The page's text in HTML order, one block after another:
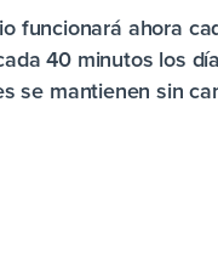
funcionará ahora
40 minutos los
se mantienen sin